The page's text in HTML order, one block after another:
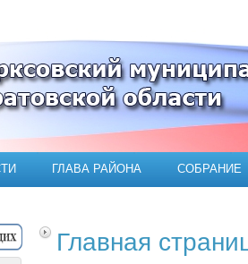
Марксовского
ГЛАВА РАЙОНА СОБРАНИЕ
Главная